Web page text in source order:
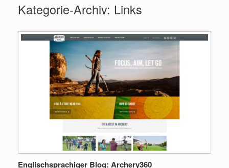
Kategorie-Archiv: Links
Englischsprachiger Blog: Archery360